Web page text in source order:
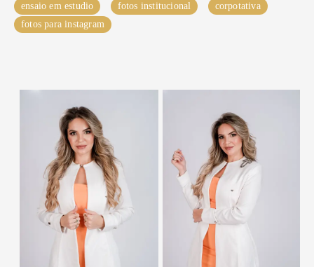
ensaio em estudio
fotos institucional
corpotativa
fotos para instagram